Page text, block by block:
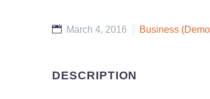
March 4, 2016 Business
DESCRIPTION